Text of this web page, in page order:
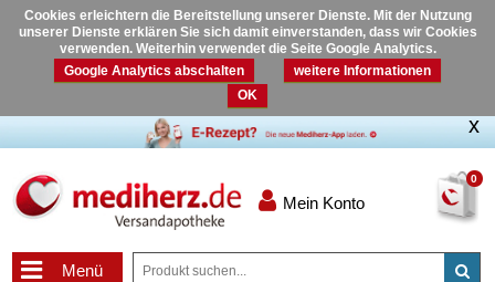
Cookies erleichtern die Bereitstellung unserer Dienste. Mit der Nutzung
unserer Dienste erklären Sie sich damit einverstanden, dass wir Cookies
verwenden. Weiterhin verwendet die Seite Google Analytics.
Google Analytics abschalten
weitere Informationen
OK
0
Mein Konto
Menü